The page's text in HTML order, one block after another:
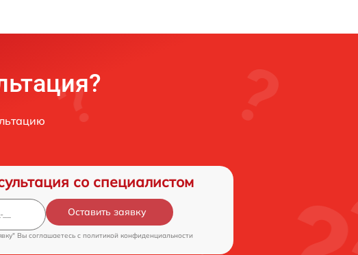
со специалистом
Оставить заявку
Вы соглашаетесь c политикой конфиденциальности